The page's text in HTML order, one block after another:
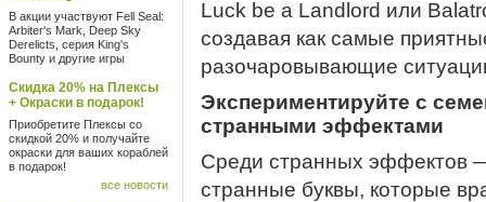
В акции участвуют Fell Seal:
Arbiter's Mark, Deep Sky
Derelicts, серия King's
Bounty и другие игры
Скидка 20% на Плексы
+ Окраски в подарок!
Приобретите Плексы со
скидкой 20% и получайте
окраски для ваших кораблей
в подарок!
все новости
Luck be a Landlord или
создавая как самые
разочаровывающие
Экспериментируйте с
странными эффектами
Среди странных эффектов
странные буквы, которые